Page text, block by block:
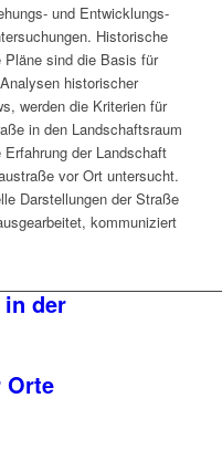
und Entwicklungs­
Historische
sind die Basis für
historischer
werden die Kriterien für
in den Landschaftsraum
der Landschaft
vor Ort unter­sucht.
Darstellungen der Straße
kommuniziert
der
Orte